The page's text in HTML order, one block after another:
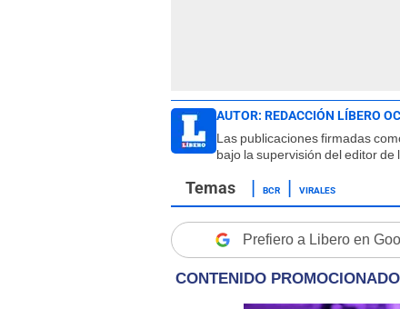
AUTOR: REDACCIÓN LÍBERO
Las publicaciones firmadas
bajo la supervisión del editor de
BCR VIRALES
Prefiero a Libero en